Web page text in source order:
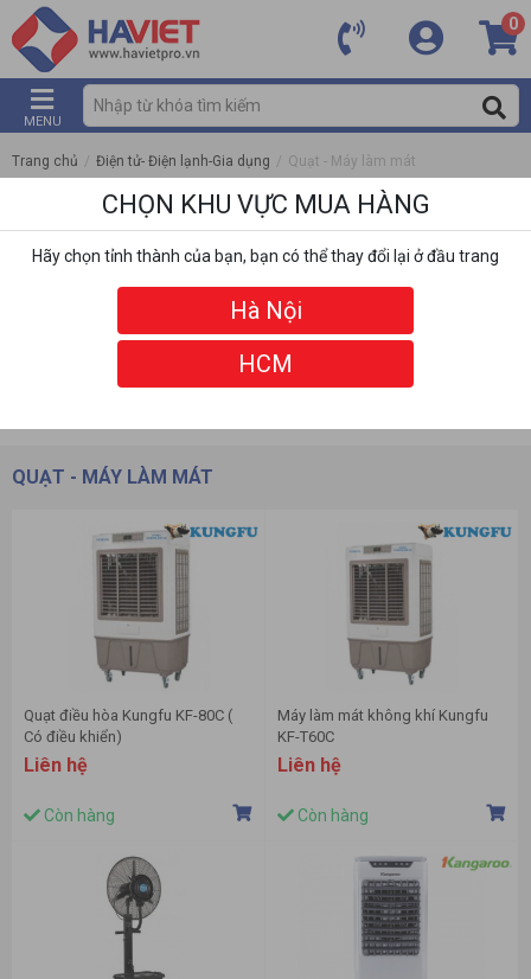
0
MENU
Trang chủ / Điện tử- Điện lạnh-Gia dụng / Quạt - Máy làm mát
QUẠT - MÁY LÀM MÁT
Quạt điều hòa Kungfu KF-80C (
Có điều khiển)
Liên hệ
Còn hàng
Máy làm mát không khí Kungfu
KF-T60C
Liên hệ
Còn hàng
CHỌN KHU VỰC MUA HÀNG
Hãy chọn tỉnh thành của bạn, bạn có thể thay đổi lại ở đầu trang
Hà Nội
HCM